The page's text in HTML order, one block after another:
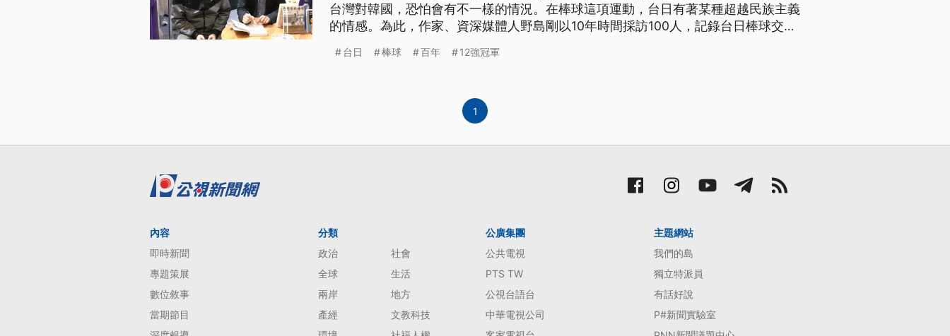
台灣對韓國，恐怕會有不一樣的情況。在棒球這項運動，台日有著某種超越民族主義
的情感。為此，作家、資深媒體人野島剛以10年時間採訪100人，記錄台日棒球交流
台日 棒球 百年 12強冠軍
1
內容
即時新聞
專題策展
數位敘事
當期節目
分類
政治
社會
全球
生活
兩岸
地方
產經
文教科技
公廣集團
公共電視
PTS TW
公視台語台
中華電視公司
主題網站
我們的島
獨立特派員
有話好說
P#新聞實驗室